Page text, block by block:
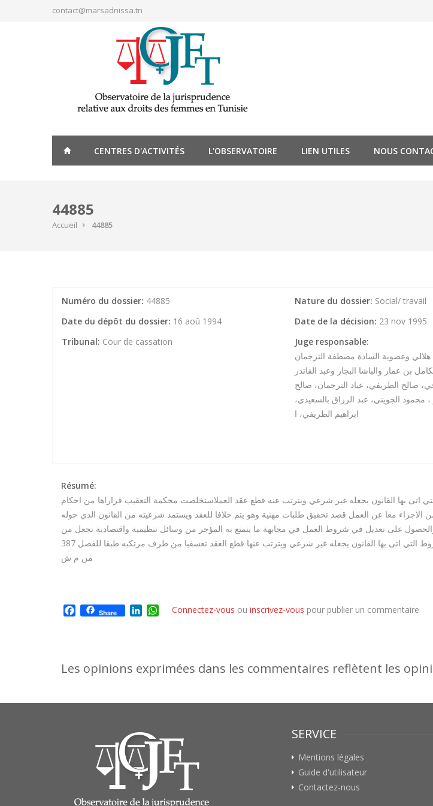
Aller au contenu principalcontact@marsadnissa.tn
CENTRES D'ACTIVITÉS L'OBSERVATOIRE LIEN UTILES NOUS
44885
Accueil 44885
Numéro du dossier: 44885 Nature du dossier: Social/ travail
Date du dépôt du dossier: 16 aoû 1994 Date de la décision: 23 nov 1995
Tribunal: Cour de cassation
Juge responsable:
هلالي وعضوية السادة مصطفة الترجمان
بن عمار والباشا البجار وعبد القاتدر
صالح الطريفي، عياد الترجمان، صالح
، محمود الجويني، عبد الرزاق بالسعيدي،
ابراهيم الطريفي، ا
Résumé:
اتى بها القانون يجعله غير شرعي ويترتب عنه قطع عقد العملاستخلصت محكمة التعقيب قراراها من احكام
من الاجراء معا عن العمل قصد تحقيق طلبات مهنية وهو يتم خلافا للعقد ويستمد شرعيته من القانون الذي خوله
على تعديل في شروط العمل في مجابهة ما يتمتع به المؤجر من وسائل تنظيمية واقتصادية تجعل من
الاجير تابعا له .وحيث ان الاضراب وان كان حقا من حقوق العملة الا ان ممارسته خلافا للشروط التي اتى بها القانون يجعله غير شرعي ويترتب عنها قطع العقد تعسفيا من طرف مرتكبه طبقا للفصل 387
من م ش
Facebook
Share LinkedInWhatsApp
Connectez-vous ou inscrivez-vous pour publier un commentaire
Les opinions exprimées dans les commentaires reflètent les
SERVICE
Mentions légales
Guide d'utilisateur
Contactez-nous